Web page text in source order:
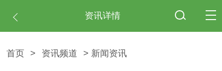
资讯详情
首页 > 资讯频道 > 新闻资讯